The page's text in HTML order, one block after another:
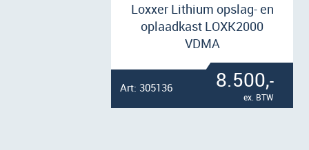
Loxxer Lithium opslag- en
oplaadkast LOXK2000
VDMA
8.500,-
ex. BTW
Art: 305136